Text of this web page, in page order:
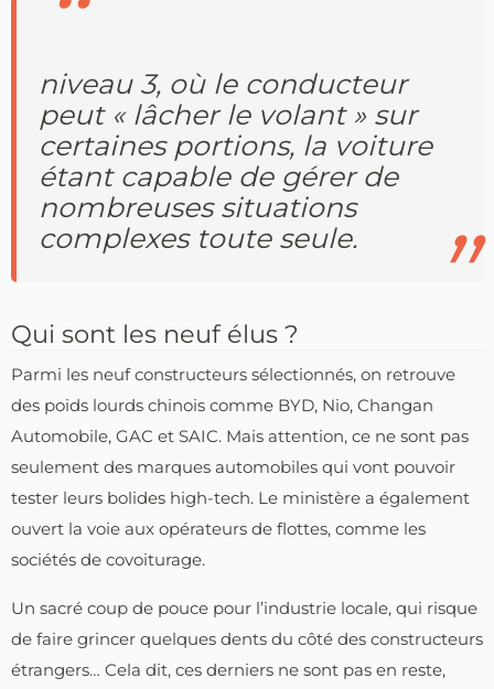
niveau 3, où le conducteur
peut « lâcher le volant » sur
certaines portions, la voiture
étant capable de gérer de
nombreuses situations
complexes toute seule.
Qui sont les neuf élus ?
Parmi les neuf constructeurs sélectionnés, on retrouve
des poids lourds chinois comme BYD, Nio, Changan
Automobile, GAC et SAIC. Mais attention, ce ne sont pas
seulement des marques automobiles qui vont pouvoir
tester leurs bolides high-tech. Le ministère a également
ouvert la voie aux opérateurs de flottes, comme les
sociétés de covoiturage.
Un sacré coup de pouce pour l’industrie locale, qui risque
de faire grincer quelques dents du côté des constructeurs
étrangers… Cela dit, ces derniers ne sont pas en reste,